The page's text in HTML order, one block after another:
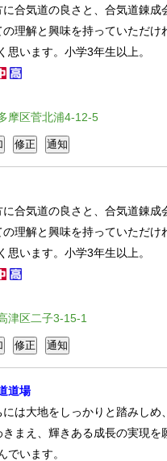
に合気道の良さと、合気道錬成
の理解と興味を持っていただけ
思います。小学3年生以上。
摩区菅北浦4-12-5
に合気道の良さと、合気道錬成
の理解と興味を持っていただけ
思います。小学3年生以上。
津区二子3-15-1
道場
は大地をしっかりと踏みしめ、
きまえ、輝きある成長の実現を
でいます。